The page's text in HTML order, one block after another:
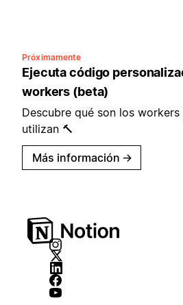
Próximamente
Ejecuta código
workers (beta)
Descubre qué son los
utilizan 🔨
Más información →